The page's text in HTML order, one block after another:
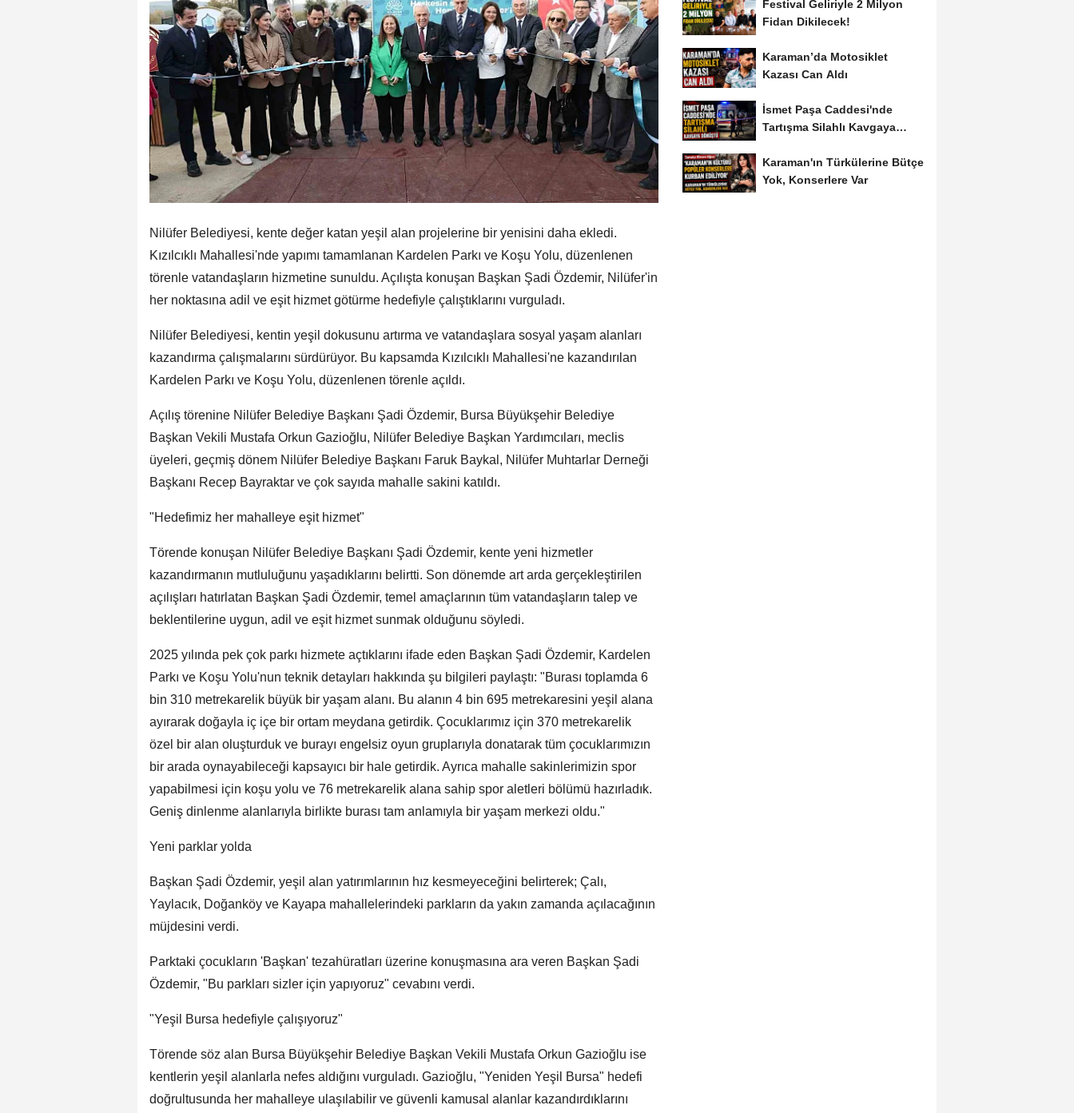
Nilüfer Belediyesi, kente değer katan yeşil alan projelerine bir yenisini daha ekledi.
Kızılcıklı Mahallesi'nde yapımı tamamlanan Kardelen Parkı ve Koşu Yolu, düzenlenen
törenle vatandaşların hizmetine sunuldu. Açılışta konuşan Başkan Şadi Özdemir, Nilüfer'in
her noktasına adil ve eşit hizmet götürme hedefiyle çalıştıklarını vurguladı.
Nilüfer Belediyesi, kentin yeşil dokusunu artırma ve vatandaşlara sosyal yaşam alanları
kazandırma çalışmalarını sürdürüyor. Bu kapsamda Kızılcıklı Mahallesi'ne kazandırılan
Kardelen Parkı ve Koşu Yolu, düzenlenen törenle açıldı.
Açılış törenine Nilüfer Belediye Başkanı Şadi Özdemir, Bursa Büyükşehir Belediye
Başkan Vekili Mustafa Orkun Gazioğlu, Nilüfer Belediye Başkan Yardımcıları, meclis
üyeleri, geçmiş dönem Nilüfer Belediye Başkanı Faruk Baykal, Nilüfer Muhtarlar Derneği
Başkanı Recep Bayraktar ve çok sayıda mahalle sakini katıldı.
"Hedefimiz her mahalleye eşit hizmet"
Törende konuşan Nilüfer Belediye Başkanı Şadi Özdemir, kente yeni hizmetler
kazandırmanın mutluluğunu yaşadıklarını belirtti. Son dönemde art arda gerçekleştirilen
açılışları hatırlatan Başkan Şadi Özdemir, temel amaçlarının tüm vatandaşların talep ve
beklentilerine uygun, adil ve eşit hizmet sunmak olduğunu söyledi.
2025 yılında pek çok parkı hizmete açtıklarını ifade eden Başkan Şadi Özdemir, Kardelen
Parkı ve Koşu Yolu'nun teknik detayları hakkında şu bilgileri paylaştı: "Burası toplamda 6
bin 310 metrekarelik büyük bir yaşam alanı. Bu alanın 4 bin 695 metrekaresini yeşil alana
ayırarak doğayla iç içe bir ortam meydana getirdik. Çocuklarımız için 370 metrekarelik
özel bir alan oluşturduk ve burayı engelsiz oyun gruplarıyla donatarak tüm çocuklarımızın
bir arada oynayabileceği kapsayıcı bir hale getirdik. Ayrıca mahalle sakinlerimizin spor
yapabilmesi için koşu yolu ve 76 metrekarelik alana sahip spor aletleri bölümü hazırladık.
Geniş dinlenme alanlarıyla birlikte burası tam anlamıyla bir yaşam merkezi oldu."
Yeni parklar yolda
Başkan Şadi Özdemir, yeşil alan yatırımlarının hız kesmeyeceğini belirterek; Çalı,
Yaylacık, Doğanköy ve Kayapa mahallelerindeki parkların da yakın zamanda açılacağının
müjdesini verdi.
Parktaki çocukların 'Başkan' tezahüratları üzerine konuşmasına ara veren Başkan Şadi
Özdemir, "Bu parkları sizler için yapıyoruz" cevabını verdi.
"Yeşil Bursa hedefiyle çalışıyoruz"
Törende söz alan Bursa Büyükşehir Belediye Başkan Vekili Mustafa Orkun Gazioğlu ise
kentlerin yeşil alanlarla nefes aldığını vurguladı. Gazioğlu, "Yeniden Yeşil Bursa" hedefi
doğrultusunda her mahalleye ulaşılabilir ve güvenli kamusal alanlar kazandırdıklarını
Festival Geliriyle 2 Milyon
Fidan Dikilecek!
Karaman’da Motosiklet
Kazası Can Aldı
İsmet Paşa Caddesi'nde
Tartışma Silahlı Kavgaya
Karaman'ın Türkülerine Bütçe
Yok, Konserlere Var